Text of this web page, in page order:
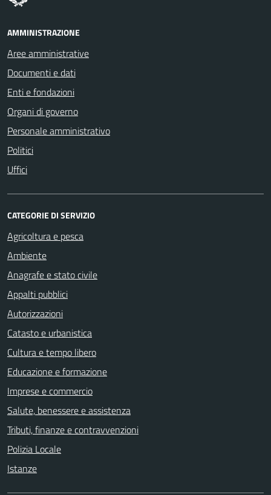
AMMINISTRAZIONE
Aree amministrative
Documenti e dati
Enti e fondazioni
Organi di governo
Personale amministrativo
Politici
Uffici
CATEGORIE DI SERVIZIO
Agricoltura e pesca
Ambiente
Anagrafe e stato civile
Appalti pubblici
Autorizzazioni
Catasto e urbanistica
Cultura e tempo libero
Educazione e formazione
Imprese e commercio
Salute, benessere e assistenza
Tributi, finanze e contravvenzioni
Polizia Locale
Istanze